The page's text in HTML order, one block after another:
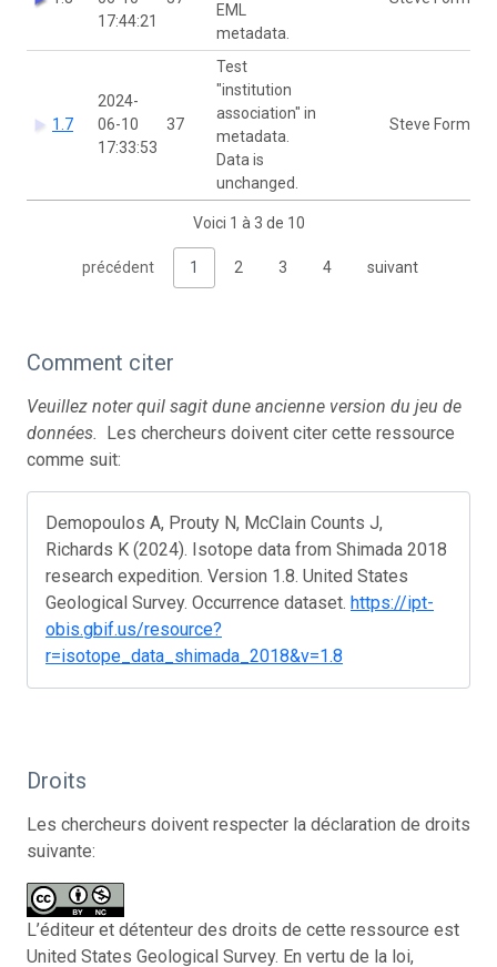
17:44:21
EML
metadata.
1.7
2024-
06-10
17:33:53
37
Test
"institution
association" in
metadata.
Data is
unchanged.
Steve Formel
Voici 1 à 3 de 10
précédent 1 2 3 4 suivant
Comment citer
Veuillez noter quil sagit dune ancienne version du jeu de
données. Les chercheurs doivent citer cette ressource
comme suit:
Demopoulos A, Prouty N, McClain Counts J,
Richards K (2024). Isotope data from Shimada 2018
research expedition. Version 1.8. United States
Geological Survey. Occurrence dataset. https://ipt-
obis.gbif.us/resource?
r=isotope_data_shimada_2018&v=1.8
Droits
Les chercheurs doivent respecter la déclaration de droits
suivante:
L’éditeur et détenteur des droits de cette ressource est
United States Geological Survey. En vertu de la loi,